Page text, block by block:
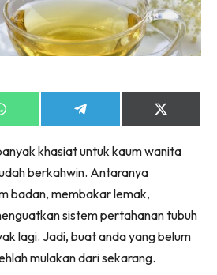
Share
on
Share
on
(Twitter)
khasiat untuk kaum wanita
berkahwin. Antaranya
badan, membakar lemak,
sistem pertahanan tubuh
lagi. Jadi, buat anda yang belum
mulakan dari sekarang.